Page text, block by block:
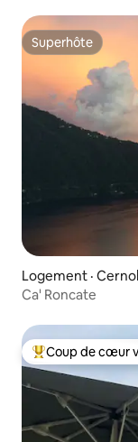
Superhôte
Superhôte
Logement ·
Ca' Roncate
Coup de cœur
Coup de cœur